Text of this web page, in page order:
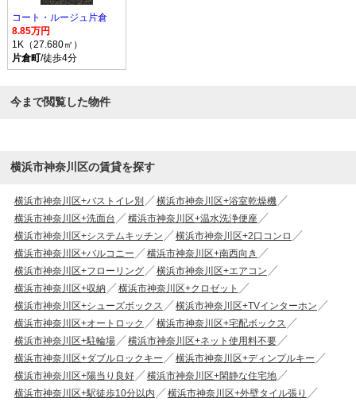
コート・ルージュ片倉
8.85万円
1K（27.680㎡）
片倉町/徒歩4分
今まで閲覧した物件
横浜市神奈川区の賃貸を探す
横浜市神奈川区+バストイレ別
横浜市神奈川区+浴室乾燥機
横浜市神奈川区+洗面台
横浜市神奈川区+温水洗浄便座
横浜市神奈川区+システムキッチン
横浜市神奈川区+2口コンロ
横浜市神奈川区+バルコニー
横浜市神奈川区+南西向き
横浜市神奈川区+フローリング
横浜市神奈川区+エアコン
横浜市神奈川区+収納
横浜市神奈川区+クロゼット
横浜市神奈川区+シューズボックス
横浜市神奈川区+TVインターホン
横浜市神奈川区+オートロック
横浜市神奈川区+宅配ボックス
横浜市神奈川区+駐輪場
横浜市神奈川区+ネット使用料不要
横浜市神奈川区+ダブルロックキー
横浜市神奈川区+ディンプルキー
横浜市神奈川区+陽当り良好
横浜市神奈川区+閑静な住宅地
横浜市神奈川区+駅徒歩10分以内
横浜市神奈川区+外壁タイル張り